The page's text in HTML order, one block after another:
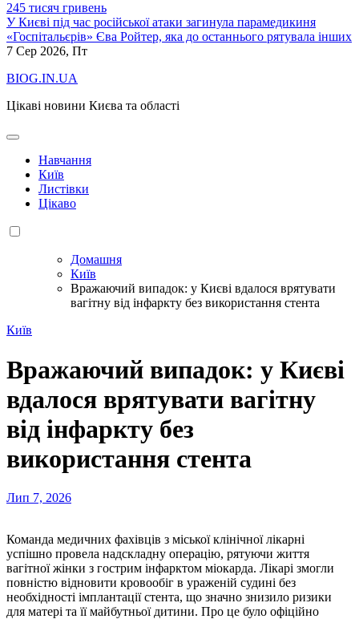
245 тисяч гривень
У Києві під час російської атаки загинула парамедикиня
«Госпітальєрів» Єва Ройтер, яка до останнього рятувала інших
7 Сер 2026, Пт
BIOG.IN.UA
Цікаві новини Києва та області
Навчання
Київ
Листівки
Цікаво
Домашня
Київ
Вражаючий випадок: у Києві вдалося врятувати
вагітну від інфаркту без використання стента
Київ
Вражаючий випадок: у Києві
вдалося врятувати вагітну
від інфаркту без
використання стента
Лип 7, 2026
Команда медичних фахівців з міської клінічної лікарні
успішно провела надскладну операцію, рятуючи життя
вагітної жінки з гострим інфарктом міокарда. Лікарі змогли
повністю відновити кровообіг в ураженій судині без
необхідності імплантації стента, що значно знизило ризики
для матері та її майбутньої дитини. Про це було офіційно